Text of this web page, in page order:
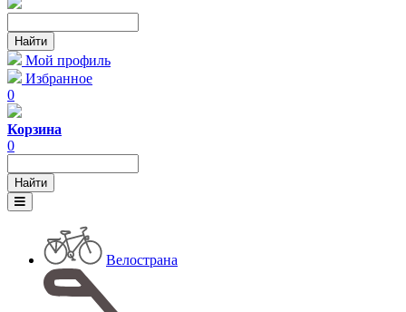
Мой профиль
Избранное
0
Корзина
0
Велострана